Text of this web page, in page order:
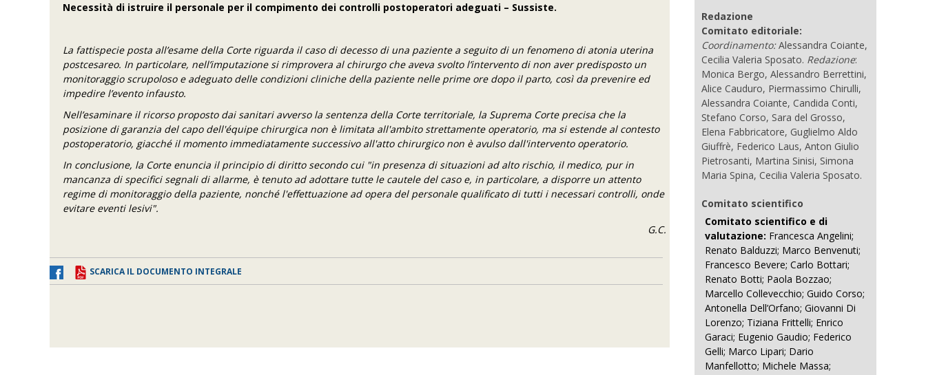
Necessità di istruire il personale per il compimento dei controlli postoperatori adeguati – Sussiste.
La fattispecie posta all’esame della Corte riguarda il caso di decesso di una paziente a seguito di un fenomeno di atonia uterina
postcesareo. In particolare, nell’imputazione si rimprovera al chirurgo che aveva svolto l’intervento di non aver predisposto un
monitoraggio scrupoloso e adeguato delle condizioni cliniche della paziente nelle prime ore dopo il parto, così da prevenire ed
impedire l’evento infausto.
Nell’esaminare il ricorso proposto dai sanitari avverso la sentenza della Corte territoriale, la Suprema Corte precisa che la
posizione di garanzia del capo dell'équipe chirurgica non è limitata all'ambito strettamente operatorio, ma si estende al contesto
postoperatorio, giacché il momento immediatamente successivo all'atto chirurgico non è avulso dall'intervento operatorio.
In conclusione, la Corte enuncia il principio di diritto secondo cui "in presenza di situazioni ad alto rischio, il medico, pur in
mancanza di specifici segnali di allarme, è tenuto ad adottare tutte le cautele del caso e, in particolare, a disporre un attento
regime di monitoraggio della paziente, nonché l'effettuazione ad opera del personale qualificato di tutti i necessari controlli, onde
evitare eventi lesivi".
G.C.
SCARICA IL DOCUMENTO INTEGRALE
Redazione
Comitato editoriale:
Coordinamento:Alessandra Coiante,
Cecilia Valeria Sposato. Redazione:
Monica Bergo, Alessandro Berrettini,
Alice Cauduro, Piermassimo Chirulli,
Alessandra Coiante, Candida Conti,
Stefano Corso, Sara del Grosso,
Elena Fabbricatore, Guglielmo Aldo
Giuffrè, Federico Laus, Anton Giulio
Pietrosanti, Martina Sinisi, Simona
Maria Spina, Cecilia Valeria Sposato.
Comitato scientifico
Comitato scientifico e di
valutazione: Francesca Angelini;
Renato Balduzzi; Marco Benvenuti;
Francesco Bevere; Carlo Bottari;
Renato Botti; Paola Bozzao;
Marcello Collevecchio; Guido Corso;
Antonella Dell’Orfano; Giovanni Di
Lorenzo; Tiziana Frittelli; Enrico
Garaci; Eugenio Gaudio; Federico
Gelli; Marco Lipari; Dario
Manfellotto; Michele Massa;